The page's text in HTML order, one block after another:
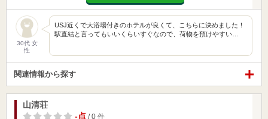
30代 女
性
USJ近くで大浴場付きのホテルが良くて、こちらに決めました！
駅直結と言ってもいいくらいすぐなので、荷物を預けやすい…
関連情報から探す
山清荘
-点 / 0 件